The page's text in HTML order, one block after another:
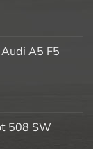
A5 F5
508 SW